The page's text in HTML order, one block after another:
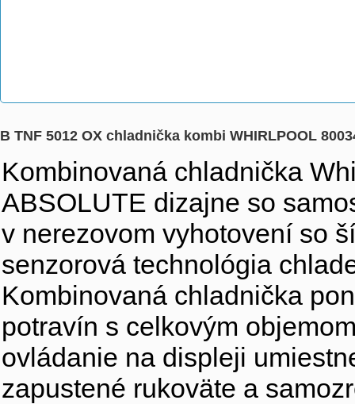
B TNF 5012 OX chladnička kombi WHIRLPOOL
Kombinovaná chladnička
ABSOLUTE dizajne so
v nerezovom vyhotovení so
senzorová technológia
Kombinovaná chladnička
potravín s celkovým
ovládanie na displeji
zapustené rukoväte a